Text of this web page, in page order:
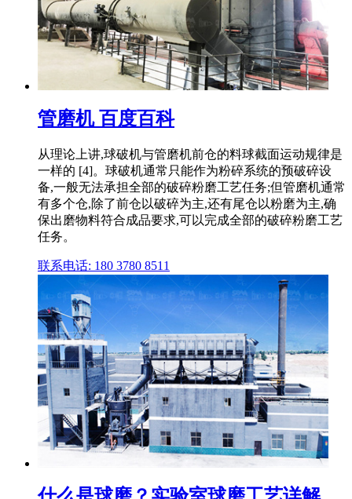
管磨机 百度百科
从理论上讲,球破机与管磨机前仓的料球截面运动规律是
一样的 [4]。球破机通常只能作为粉碎系统的预破碎设
备,一般无法承担全部的破碎粉磨工艺任务;但管磨机通常
有多个仓,除了前仓以破碎为主,还有尾仓以粉磨为主,确
保出磨物料符合成品要求,可以完成全部的破碎粉磨工艺
任务。
联系电话: 180 3780 8511